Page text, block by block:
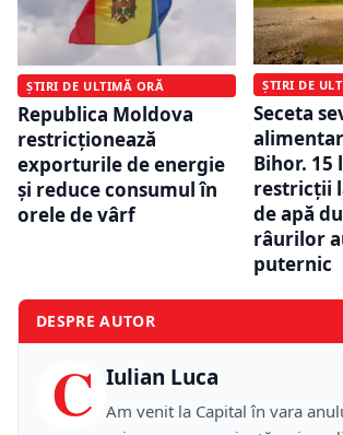
ȘTIRI DE ULTIMĂ ORĂ
Republica Moldova
restricționează
exporturile de energie
și reduce consumul în
orele de vârf
ȘTIRI DE
Seceta
Bihor. 15
restricții
de apă
râurilor
puternic
DESPRE AUTOR
C Iulian Luca
Am venit la Capital în vara